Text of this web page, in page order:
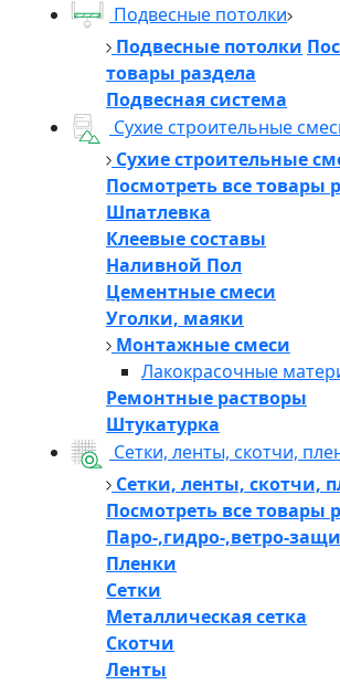
Подвесные потолки
Подвесные потолки
товары раздела
Подвесная система
Сухие строительные
Сухие строительные
Посмотреть все товары
Шпатлевка
Клеевые составы
Наливной Пол
Цементные смеси
Уголки, маяки
Монтажные смеси
Лакокрасочные
Ремонтные растворы
Штукатурка
Сетки, ленты, скотчи,
Сетки, ленты, скотчи,
Посмотреть все товары
Паро-,гидро-,ветро-
Пленки
Сетки
Металлическая сетка
Скотчи
Ленты